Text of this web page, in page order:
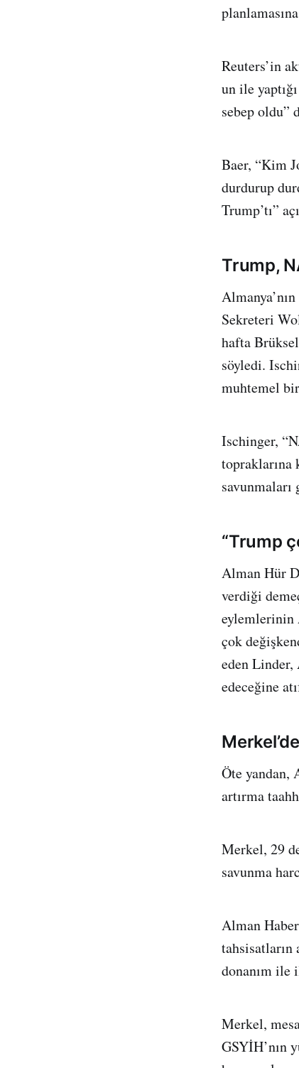
Reuters’in
un ile
sebep oldu”
Baer, “Kim
durdurup
Trump’tı”
Trump,
Sekreteri
hafta
söyledi.
muhtemel
Ischinger,
topraklarına
“Trump
Alman Hür
verdiği
eylemlerinin
çok
eden Linder,
edeceğine
Öte yandan,
artırma
Merkel, 29
savunma
Alman
tahsisatların
donanım ile
Merkel,
GSYİH’nın